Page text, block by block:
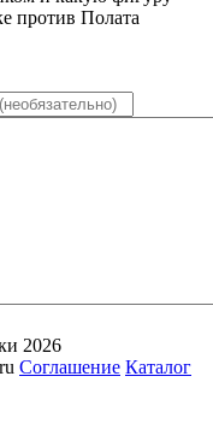
против Полата
2026
Соглашение Каталог